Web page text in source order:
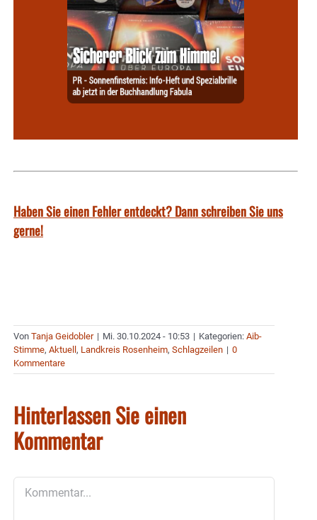
Haben Sie einen Fehler entdeckt? Dann schreiben Sie uns
gerne!
Von Tanja Geidobler | Mi. 30.10.2024 - 10:53 | Kategorien: Aib-
Stimme, Aktuell, Landkreis Rosenheim, Schlagzeilen | 0
Kommentare
Hinterlassen Sie einen
Kommentar